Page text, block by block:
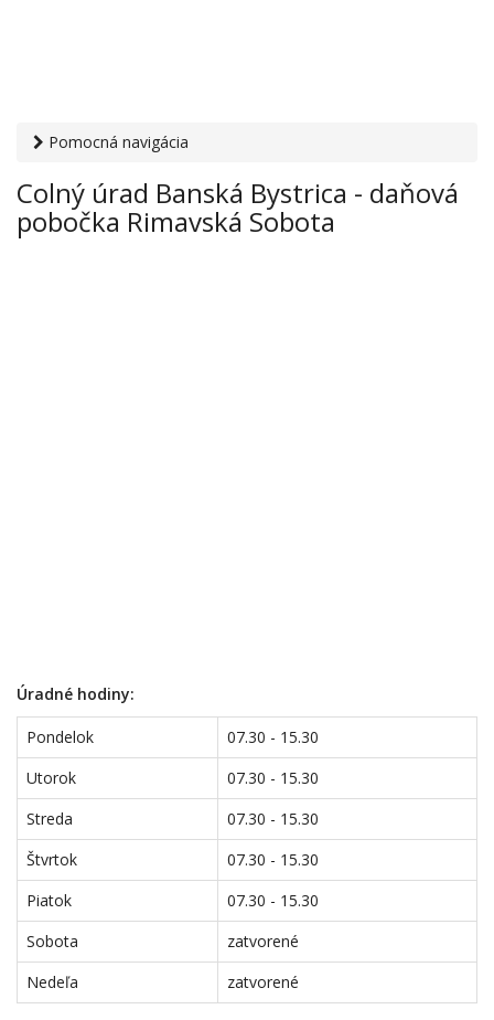
Pomocná navigácia
Banská Bystrica - daňová pobočka Rimavská Sobota
Colný úrad Banská Bystrica - daňová
pobočka Rimavská Sobota
Úradné hodiny:
Pondelok
07.30 - 15.30
Utorok
07.30 - 15.30
Streda
07.30 - 15.30
Štvrtok
07.30 - 15.30
Piatok
07.30 - 15.30
Sobota
zatvorené
Nedeľa
zatvorené